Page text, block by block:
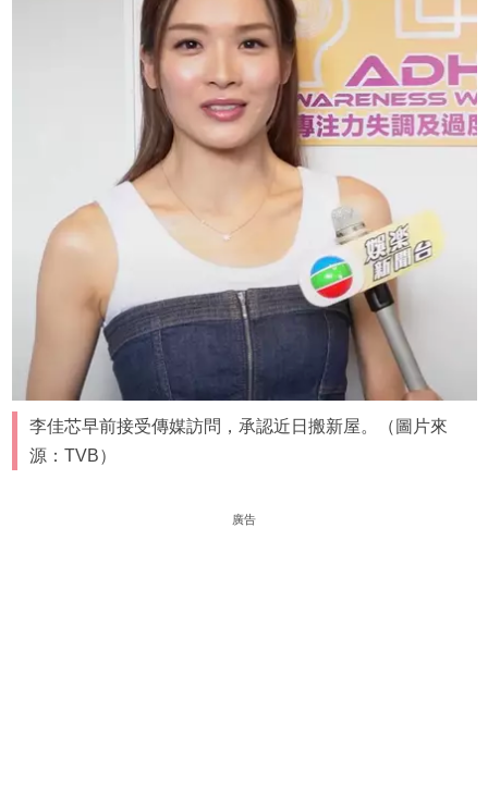
李佳芯早前接受傳媒訪問，承認近日搬新屋。（圖片來
源：TVB）
廣告